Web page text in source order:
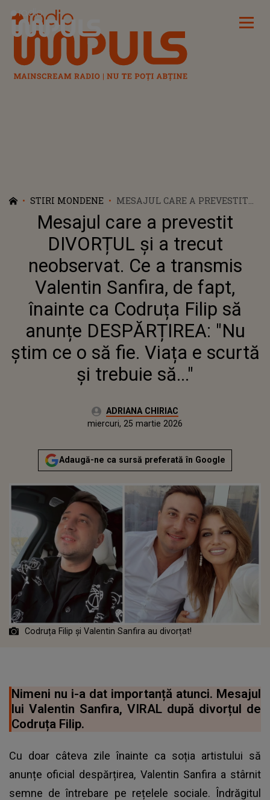
Radio Impuls
STIRI MONDENE
MESAJUL CARE A PREVESTIT
DIVORȚUL ȘI A TRECUT
NEOBSERVAT. CE A TRANSMIS
VALENTIN SANFIRA, DE FAPT,
ÎNAINTE CA CODRUȚA FILIP SĂ
ANUNȚE DESPĂRȚIREA: "NU
ȘTIM CE O SĂ FIE. VIAȚA E
SCURTĂ ȘI TREBUIE SĂ..."
Mesajul care a prevestit
DIVORȚUL și a trecut
neobservat. Ce a transmis
Valentin Sanfira, de fapt,
înainte ca Codruța Filip să
anunțe DESPĂRȚIREA: "Nu
știm ce o să fie. Viața e scurtă
și trebuie să..."
Autor:ADRIANA CHIRIAC
Publicat:
miercuri, 25 martie 2026
Adaugă-ne ca sursă preferată în Google
Codruța Filip și Valentin Sanfira au divorțat!
Nimeni nu i-a dat importanță atunci. Mesajul
lui Valentin Sanfira, VIRAL după divorțul de
Codruța Filip.
Cu doar câteva zile înainte ca soția artistului să
anunțe oficial despărțirea, Valentin Sanfira a stârnit
semne de întrebare pe rețelele sociale. Îndrăgitul